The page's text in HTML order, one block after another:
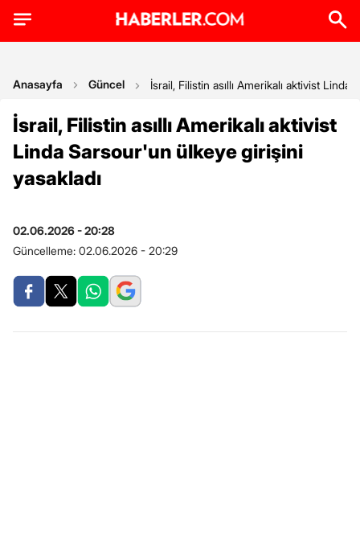
Anasayfa Güncel İsrail, Filistin asıllı Amerikalı aktivist
İsrail, Filistin asıllı Amerikalı aktivist
Linda Sarsour'un ülkeye girişini
yasakladı
02.06.2026 - 20:28
Güncelleme: 02.06.2026 - 20:29